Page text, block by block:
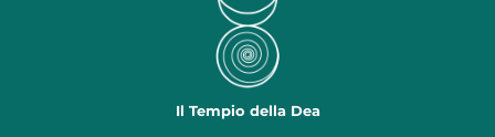
Il Tempio della Dea